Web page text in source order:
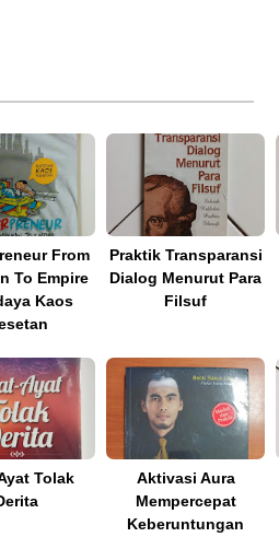
From
To Empire
Kaos
Praktik Transparansi
Dialog Menurut Para
Filsuf
Tolak
Aktivasi Aura
Mempercepat
Keberuntungan